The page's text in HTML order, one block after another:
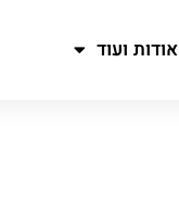
אודות ועוד